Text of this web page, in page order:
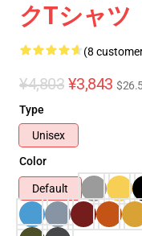
クTシャツ
(8
¥4,803 ¥3,843
Type
Unisex
Color
Default